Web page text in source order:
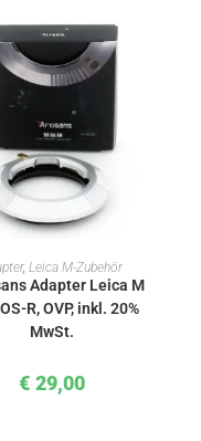
WARENKORB
,Leica M-Zubehör
Adapter Leica M
R, OVP, inkl. 20%
MwSt.
€ 29,00